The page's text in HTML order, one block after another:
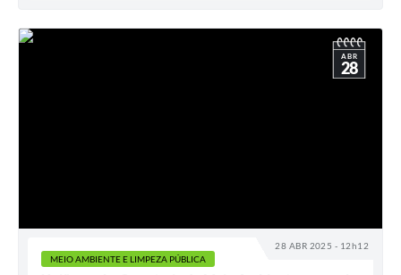
28 ABR 2025 - 12h12
ABR
28
MEIO AMBIENTE E LIMPEZA PÚBLICA